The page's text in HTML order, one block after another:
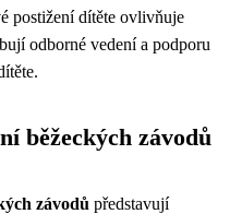
postižení dítěte ovlivňuje
odborné vedení a podporu
běžeckých závodů
závodů představují